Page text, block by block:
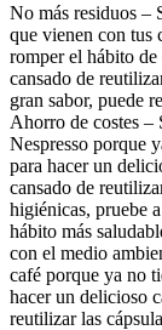
No más residuos –
que vienen con tus
romper el hábito
cansado de
gran sabor, puede
Ahorro de costes –
Nespresso porque
para hacer un
cansado de
higiénicas, pruebe
hábito más
con el medio
café porque ya no
hacer un delicioso
reutilizar las